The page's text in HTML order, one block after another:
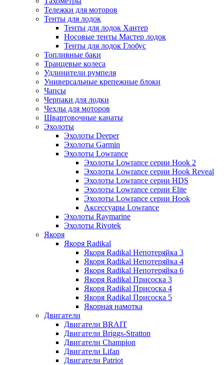
Тележки для моторов
Тенты для лодок
Тенты для лодок Хантер
Носовые тенты Мастер лодок
Тенты для лодок Глобус
Топливные баки
Транцевые колеса
Удлинители румпеля
Универсальные крепежные блоки
Чапсы
Черпаки для лодки
Чехлы для моторов
Швартовочные канаты
Эхолоты
Эхолоты Deeper
Эхолоты Garmin
Эхолоты Lowrance
Эхолоты Lowrance серии Hook 2
Эхолоты Lowrance серии Hook Reveal
Эхолоты Lowrance серии HDS
Эхолоты Lowrance серии Elite
Эхолоты Lowrance серии Hook
Аксессуары Lowrance
Эхолоты Raymarine
Эхолоты Rivotek
Якоря
Якоря Radikal
Якоря Radikal Непотеряйка 3
Якоря Radikal Непотеряйка 4
Якоря Radikal Непотеряйка 6
Якоря Radikal Присоска 3
Якоря Radikal Присоска 4
Якоря Radikal Присоска 5
Якорная намотка
Двигатели
Двигатели BRAIT
Двигатели Briggs-Stratton
Двигатели Champion
Двигатели Lifan
Двигатели Patriot